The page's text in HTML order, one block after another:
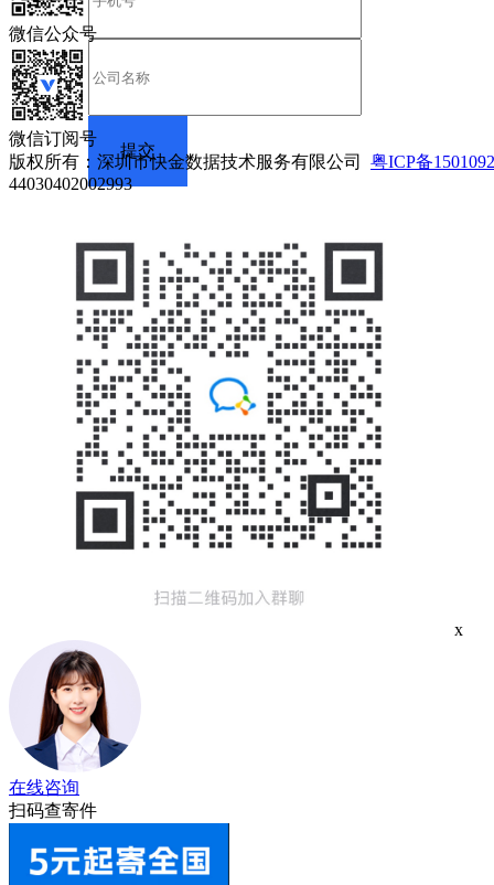
微信公众号
微信订阅号
版权所有：深圳市快金数据技术服务有限公司 粤ICP备
44030402002993
x
在线咨询
扫码查寄件